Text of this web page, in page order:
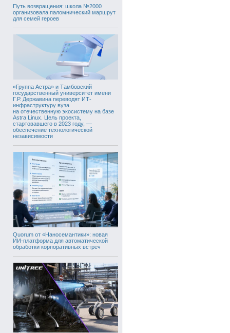
Путь возвращения: школа №2000
организовала паломнический маршрут
для семей героев
«Группа Астра» и Тамбовский
государственный университет имени
Г.Р. Державина переводят ИТ-
инфраструктуру вуза
на отечественную экосистему на базе
Astra Linux. Цель проекта,
стартовавшего в 2023 году, —
обеспечение технологической
независимости
Quorum от «Наносемантики»: новая
ИИ-платформа для автоматической
обработки корпоративных встреч